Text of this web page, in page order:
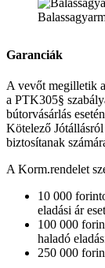
Garanciák
A vevőt megilletik
a PTK305§
bútorvásárlás
Kötelező
biztosítanak
A Korm.rendelet
10 000
eladási ár
100 000
haladó
250 000